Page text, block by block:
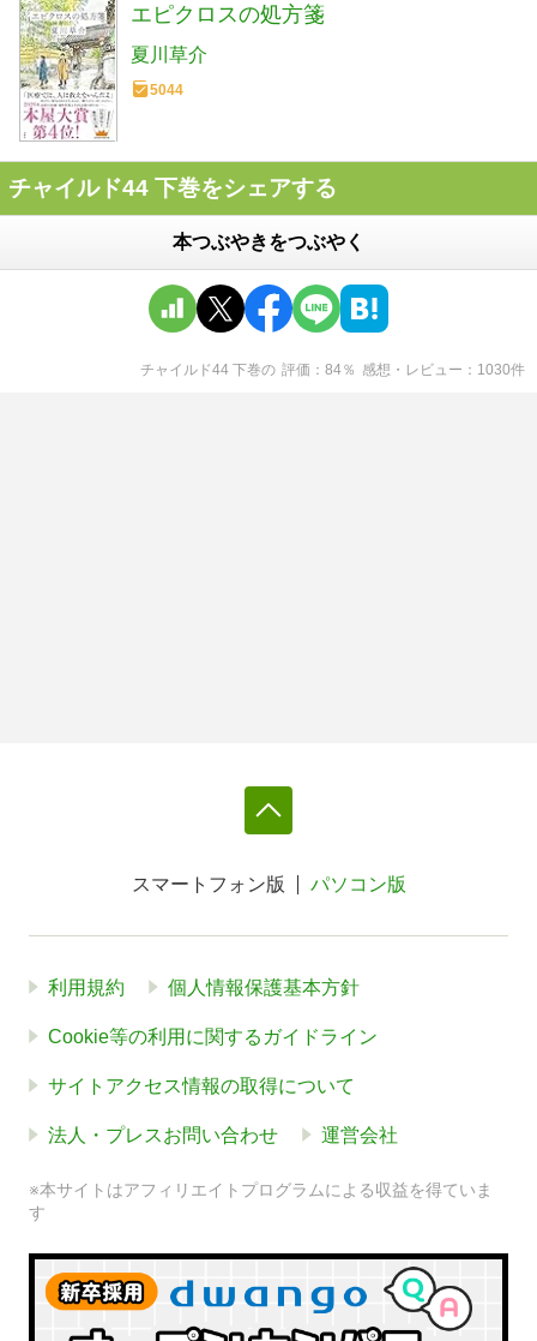
エピクロスの処方箋
夏川草介
5044
チャイルド44 下巻をシェアする
本つぶやきをつぶやく
チャイルド44 下巻の 評価 84％ 感想・レビュー 1030件
スマートフォン版 パソコン版
利用規約 個人情報保護基本方針
Cookie等の利用に関するガイドライン
サイトアクセス情報の取得について
法人・プレスお問い合わせ 運営会社
※本サイトはアフィリエイトプログラムによる収益を得ていま
す